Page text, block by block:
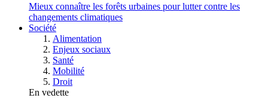
Mieux connaître les forêts urbaines pour lutter contre les
changements climatiques
Société
Alimentation
Enjeux sociaux
Santé
Mobilité
Droit
En vedette